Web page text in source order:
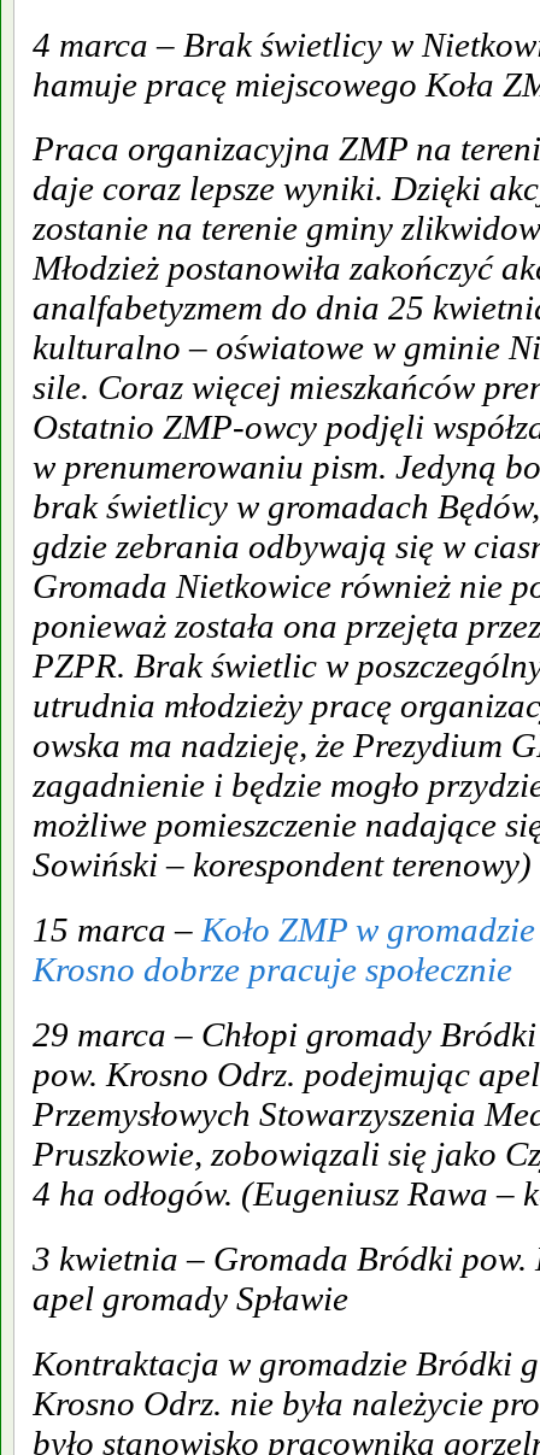
4 marca – Brak świetlicy w
hamuje pracę miejscowego Koła
Praca organizacyjna ZMP na
daje coraz lepsze wyniki. Dzięki
zostanie na terenie gminy
Młodzież postanowiła zakończyć
analfabetyzmem do dnia 25
kulturalno – oświatowe w gminie
sile. Coraz więcej mieszkańców
Ostatnio ZMP-owcy podjęli
w prenumerowaniu pism. Jedyną
brak świetlicy w gromadach
gdzie zebrania odbywają się w
Gromada Nietkowice również nie
ponieważ została ona przejęta
PZPR. Brak świetlic w
utrudnia młodzieży pracę
owska ma nadzieję, że Prezydium
zagadnienie i będzie mogło
możliwe pomieszczenie nadające
Sowiński – korespondent terenowy)
15 marca – Koło ZMP w
Krosno dobrze pracuje społecznie
29 marca – Chłopi gromady
pow. Krosno Odrz. podejmując
Przemysłowych Stowarzyszenia
Pruszkowie, zobowiązali się jako
4 ha odłogów. (Eugeniusz Rawa –
3 kwietnia – Gromada Bródki
apel gromady Spławie
Kontraktacja w gromadzie Bródki
Krosno Odrz. nie była należycie
było stanowisko pracownika